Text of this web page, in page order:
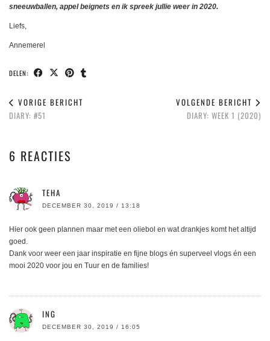
sneeuwballen, appel beignets en ik spreek jullie weer in 2020.
Liefs,
Annemerel
DELEN:
VORIGE BERICHT
DIARY: #51
VOLGENDE BERICHT
DIARY: WEEK 1 (2020)
6 REACTIES
TEHA
DECEMBER 30, 2019 / 13:18
Hier ook geen plannen maar met een oliebol en wat drankjes komt het altijd
goed.
Dank voor weer een jaar inspiratie en fijne blogs én superveel vlogs én een
mooi 2020 voor jou en Tuur en de families!
ING
DECEMBER 30, 2019 / 16:05